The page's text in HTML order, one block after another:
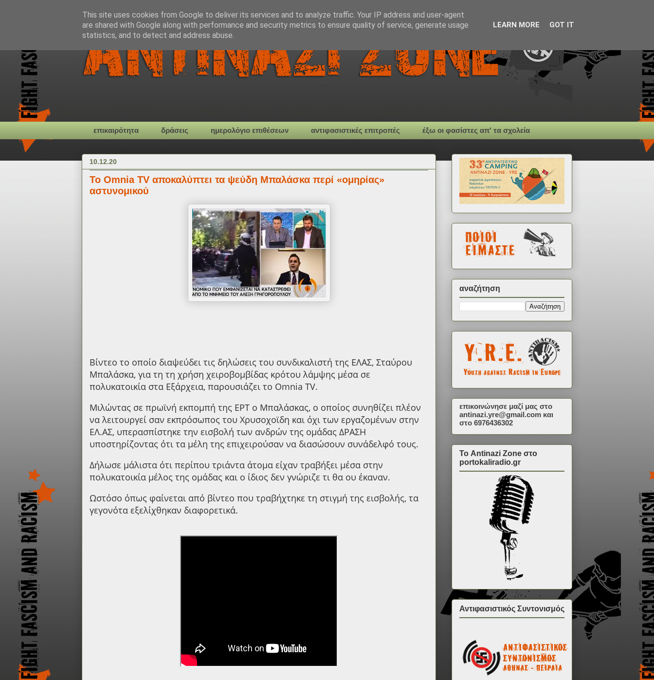
επικαιρότητα δράσεις ημερολόγιο επιθέσεων αντιφασιστικές επιτροπές έξω οι φασίστες απ' τα σχολεία
10.12.20
To Omnia TV αποκαλύπτει τα ψεύδη Μπαλάσκα περί «ομηρίας»
αστυνομικού
Βίντεο το οποίο διαψεύδει τις δηλώσεις του συνδικαλιστή της ΕΛΑΣ, Σταύρου
Μπαλάσκα, για τη τη χρήση χειροβομβίδας κρότου λάμψης μέσα σε
πολυκατοικία στα Εξάρχεια, παρουσιάζει το Omnia TV.
Mιλώντας σε πρωϊνή εκπομπή της ΕΡΤ o Μπαλάσκας, ο οποίος συνηθίζει πλέον
να λειτουργεί σαν εκπρόσωπος του Χρυσοχοϊδη και όχι των εργαζομένων στην
ΕΛ.ΑΣ, υπερασπίστηκε την εισβολή των ανδρών της ομάδας ΔΡΑΣΗ
υποστηρίζοντας ότι τα μέλη της επιχειρούσαν να διασώσουν συνάδελφό τους.
Δήλωσε μάλιστα ότι περίπου τριάντα άτομα είχαν τραβήξει μέσα στην
πολυκατοικία μέλος της ομάδας και ο ίδιος δεν γνώριζε τι θα ου έκαναν.
Ωστόσο όπως φαίνεται από βίντεο που τραβήχτηκε τη στιγμή της εισβολής, τα
γεγονότα εξελίχθηκαν διαφορετικά.
αναζήτηση
επικοινώνησε μαζί μας στο
antinazi.yre@gmail.com και
στο 6976436302
Το Antinazi Zone στο
portokaliradio.gr
Αντιφασιστικός Συντονισμός
This site uses cookies from Google to deliver its services and to analyze traffic. Your IP address and user-agent
are shared with Google along with performance and security metrics to ensure quality of service, generate usage
statistics, and to detect and address abuse.
LEARN MORE GOT IT